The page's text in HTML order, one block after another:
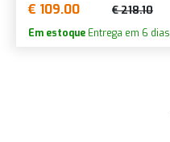
€ 109.00 € 218.10
Em estoque Entrega em 6